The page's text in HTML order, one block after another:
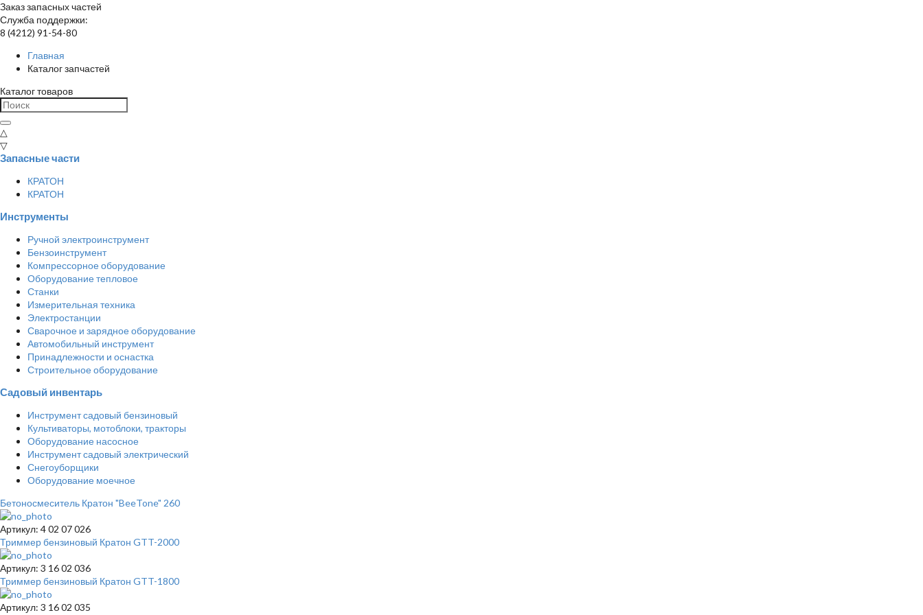
Заказ запасных частей
Служба поддержки:
8 (4212) 91-54-80
Главная
Каталог запчастей
Каталог товаров
△
▽
Запасные части
КРАТОН
КРАТОН
Инструменты
Ручной электроинструмент
Бензоинструмент
Компрессорное оборудование
Оборудование тепловое
Станки
Измерительная техника
Электростанции
Сварочное и зарядное оборудование
Автомобильный инструмент
Принадлежности и оснастка
Строительное оборудование
Садовый инвентарь
Инструмент садовый бензиновый
Культиваторы, мотоблоки, тракторы
Оборудование насосное
Инструмент садовый электрический
Снегоуборщики
Оборудование моечное
Бетоносмеситель Кратон "BeeTone" 260
Артикул: 4 02 07 026
Триммер бензиновый Кратон GTT-2000
Артикул: 3 16 02 036
Триммер бензиновый Кратон GTT-1800
Артикул: 3 16 02 035